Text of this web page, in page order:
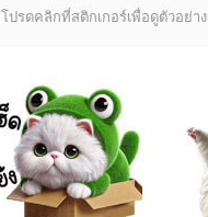
โปรดคลิกที่สติกเกอร์เพื่อดูตัวอย่าง